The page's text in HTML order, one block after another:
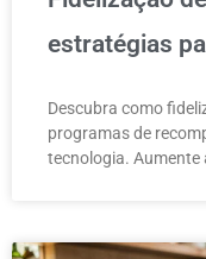
estratégias
Descubra como
programas de
tecnologia. Aumente